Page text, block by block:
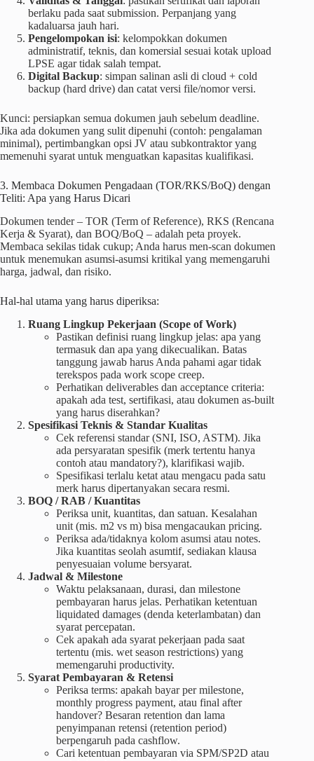
berlaku pada saat submission. Perpanjang yang
kadaluarsa jauh hari.
Pengelompokan isi: kelompokkan dokumen
administratif, teknis, dan komersial sesuai kotak upload
LPSE agar tidak salah tempat.
Digital Backup: simpan salinan asli di cloud + cold
backup (hard drive) dan catat versi file/nomor versi.
Kunci: persiapkan semua dokumen jauh sebelum deadline.
Jika ada dokumen yang sulit dipenuhi (contoh: pengalaman
minimal), pertimbangkan opsi JV atau subkontraktor yang
memenuhi syarat untuk menguatkan kapasitas kualifikasi.
3. Membaca Dokumen Pengadaan (TOR/RKS/BoQ) dengan
Teliti: Apa yang Harus Dicari
Dokumen tender – TOR (Term of Reference), RKS (Rencana
Kerja & Syarat), dan BOQ/BoQ – adalah peta proyek.
Membaca sekilas tidak cukup; Anda harus men-scan dokumen
untuk menemukan asumsi-asumsi kritikal yang memengaruhi
harga, jadwal, dan risiko.
Hal-hal utama yang harus diperiksa:
Ruang Lingkup Pekerjaan (Scope of Work)
Pastikan definisi ruang lingkup jelas: apa yang
termasuk dan apa yang dikecualikan. Batas
tanggung jawab harus Anda pahami agar tidak
terekspos pada work scope creep.
Perhatikan deliverables dan acceptance criteria:
apakah ada test, sertifikasi, atau dokumen as-built
yang harus diserahkan?
Spesifikasi Teknis & Standar Kualitas
Cek referensi standar (SNI, ISO, ASTM). Jika
ada persyaratan spesifik (merk tertentu hanya
contoh atau mandatory?), klarifikasi wajib.
Spesifikasi terlalu ketat atau mengacu pada satu
merk harus dipertanyakan secara resmi.
BOQ / RAB / Kuantitas
Periksa unit, kuantitas, dan satuan. Kesalahan
unit (mis. m2 vs m) bisa mengacaukan pricing.
Periksa ada/tidaknya kolom asumsi atau notes.
Jika kuantitas seolah asumtif, sediakan klausa
penyesuaian volume bersyarat.
Jadwal & Milestone
Waktu pelaksanaan, durasi, dan milestone
pembayaran harus jelas. Perhatikan ketentuan
liquidated damages (denda keterlambatan) dan
syarat percepatan.
Cek apakah ada syarat pekerjaan pada saat
tertentu (mis. wet season restrictions) yang
memengaruhi productivity.
Syarat Pembayaran & Retensi
Periksa terms: apakah bayar per milestone,
monthly progress payment, atau final after
handover? Besaran retention dan lama
penyimpanan retensi (retention period)
berpengaruh pada cashflow.
Cari ketentuan pembayaran via SPM/SP2D atau